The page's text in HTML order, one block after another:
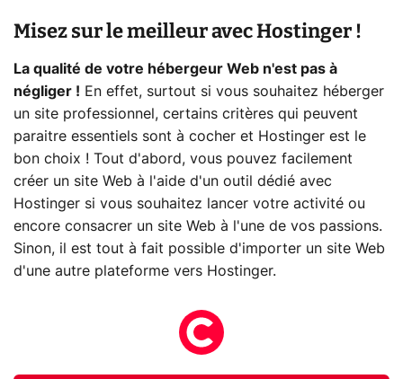
Misez sur le meilleur avec Hostinger !
La qualité de votre hébergeur Web n'est pas à
négliger ! En effet, surtout si vous souhaitez héberger
un site professionnel, certains critères qui peuvent
paraitre essentiels sont à cocher et Hostinger est le
bon choix ! Tout d'abord, vous pouvez facilement
créer un site Web à l'aide d'un outil dédié avec
Hostinger si vous souhaitez lancer votre activité ou
encore consacrer un site Web à l'une de vos passions.
Sinon, il est tout à fait possible d'importer un site Web
d'une autre plateforme vers Hostinger.